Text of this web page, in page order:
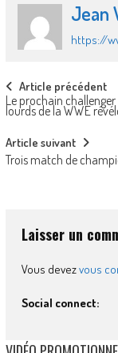
Jean
https://
Post
navigation
Article précédent
Le prochain
lourds de la WWE
Article suivant
Trois match de
Laisser un
Vous devezvous
Social connect: